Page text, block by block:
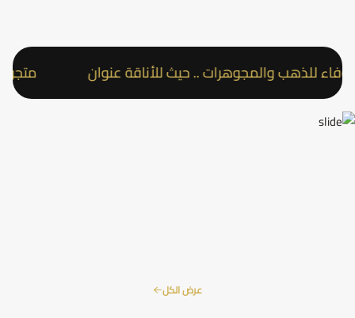
للذهب والمجوهرات .. حيث للأناقة عنوان متجر
عرض الكل